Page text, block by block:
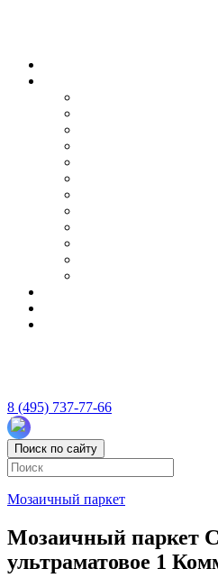
8 (495) 737-77-66
Поиск по сайту
Мозаичный паркет
Мозаичный паркет
ультраматовое 1